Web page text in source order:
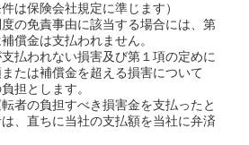
は保険会社規定に準じます）
の免責事由に該当する場合には、第
償金は支払われません。
払われない損害及び第１項の定めに
たは補償金を超える損害について
担とします。
者の負担すべき損害金を支払ったと
、直ちに当社の支払額を当社に弁済